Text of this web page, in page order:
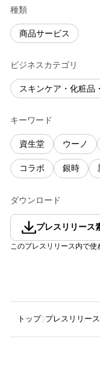
種類
商品サービス
ビジネスカテゴリ
スキンケア・化粧品
キーワード
資生堂 ウーノ
コラボ 銀時
ダウンロード
プレスリリース
このプレスリリース内で
トップ プレスリリース